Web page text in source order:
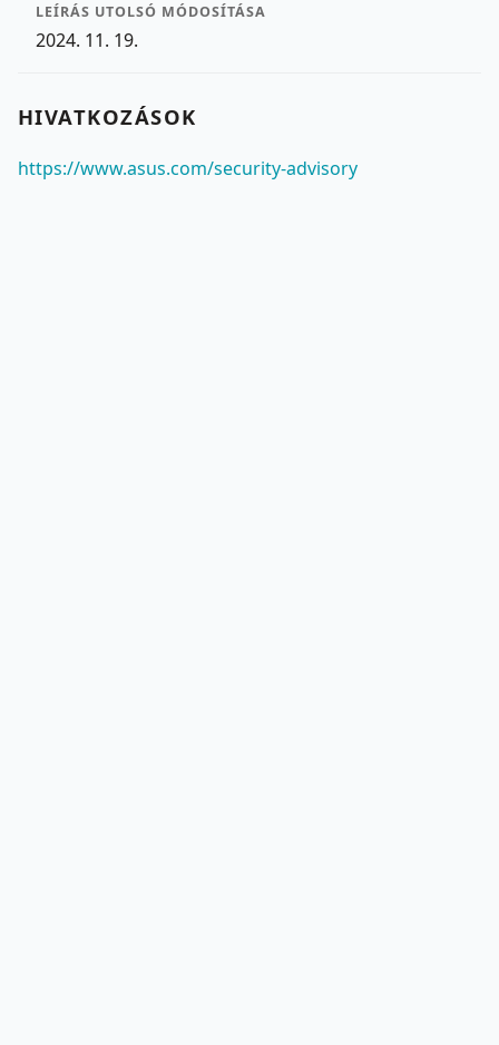
LEÍRÁS UTOLSÓ MÓDOSÍTÁSA
2024. 11. 19.
HIVATKOZÁSOK
https://www.asus.com/security-advisory